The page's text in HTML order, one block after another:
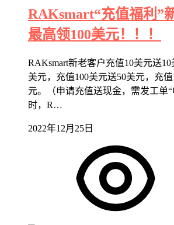
RAKsmart“充值福利”
最高领100美元！！！
RAKsmart新老客户充值10美元送
美元，充值100美元送50美元，充
元。（申请充值送现金，需发工单
时，R…
2022年12月25日